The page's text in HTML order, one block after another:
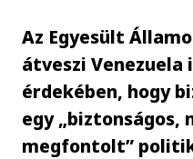
Az Egyesült
átveszi
érdekében, hogy
egy „biztonságos,
megfontolt”